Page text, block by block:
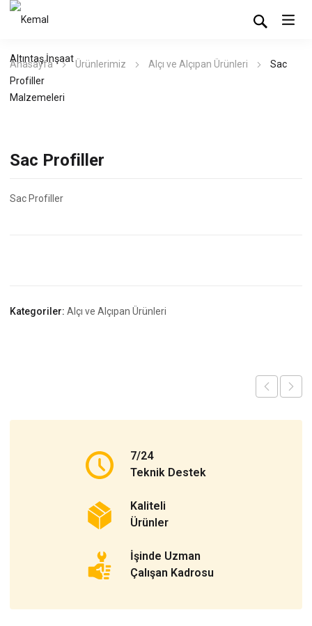
Anasayfa Ürünlerimiz Alçı ve Alçıpan Ürünleri
Sac
Profiller
Sac Profiller
Sac Profiller
Kategoriler: Alçı ve Alçıpan Ürünleri
7/24
Teknik Destek
Kaliteli
Ürünler
İşinde Uzman
Çalışan Kadrosu